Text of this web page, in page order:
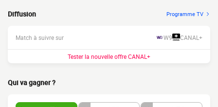
Diffusion Programme TV
Match à suivre sur W9 CANAL+
Tester la nouvelle offre CANAL+
Qui va gagner ?